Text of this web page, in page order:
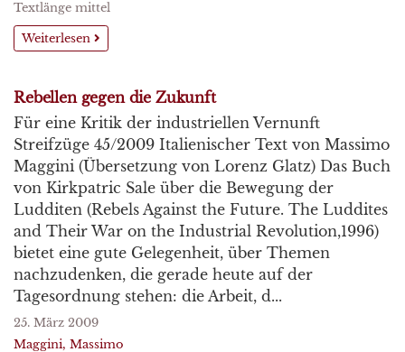
Textlänge mittel
Weiterlesen
Rebellen gegen die Zukunft
Für eine Kritik der industriellen Vernunft
Streifzüge 45/2009 Italienischer Text von Massimo
Maggini (Übersetzung von Lorenz Glatz) Das Buch
von Kirkpatric Sale über die Bewegung der
Ludditen (Rebels Against the Future. The Luddites
and Their War on the Industrial Revolution,1996)
bietet eine gute Gelegenheit, über Themen
nachzudenken, die gerade heute auf der
Tagesordnung stehen: die Arbeit, d...
25. März 2009
Maggini, Massimo